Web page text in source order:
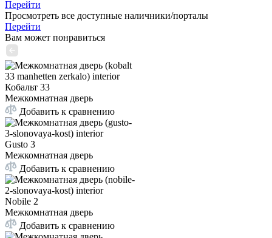
Перейти
Просмотреть все доступные наличники/порталы
Перейти
Вам может понравиться
Кобальт 33
Межкомнатная дверь
Добавить к сравнению
Gusto 3
Межкомнатная дверь
Добавить к сравнению
Nobile 2
Межкомнатная дверь
Добавить к сравнению